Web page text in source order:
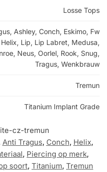
Losse Tops
Ashley, Conch, Eskimo, Fw
Helix, Lip, Lip Labret, Medusa,
Neus, Oorlel, Rook, Snug,
Tragus, Wenkbrauw
Tremun
Titanium Implant Grade
cz-tremun
Anti Tragus, Conch, Helix,
, Piercing op merk,
soort, Titanium, Tremun